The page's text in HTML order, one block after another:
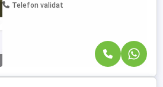
Telefon validat